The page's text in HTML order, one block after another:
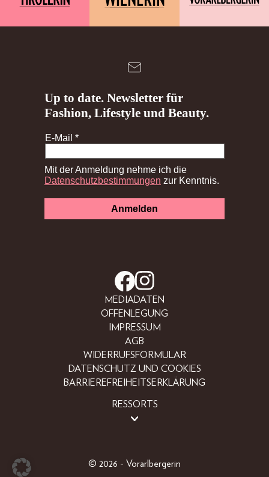
MEDIADATEN
OFFENLEGUNG
IMPRESSUM
AGB
WIDERRUFSFORMULAR
DATENSCHUTZ UND COOKIES
BARRIEREFREIHEITSERKLÄRUNG
RESSORTS
© 2026 - Vorarlbergerin